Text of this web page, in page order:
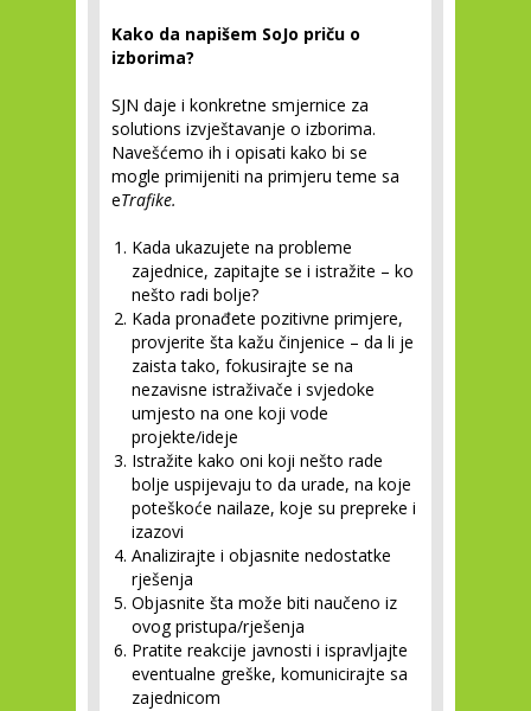
Kako da napišem SoJo priču o
izborima?
SJN daje i konkretne smjernice za
solutions izvještavanje o izborima.
Navešćemo ih i opisati kako bi se
mogle primijeniti na primjeru teme sa
eTrafike.
Kada ukazujete na probleme
zajednice, zapitajte se i istražite – ko
nešto radi bolje?
Kada pronađete pozitivne primjere,
provjerite šta kažu činjenice – da li je
zaista tako, fokusirajte se na
nezavisne istraživače i svjedoke
umjesto na one koji vode
projekte/ideje
Istražite kako oni koji nešto rade
bolje uspijevaju to da urade, na koje
poteškoće nailaze, koje su prepreke i
izazovi
Analizirajte i objasnite nedostatke
rješenja
Objasnite šta može biti naučeno iz
ovog pristupa/rješenja
Pratite reakcije javnosti i ispravljajte
eventualne greške, komunicirajte sa
zajednicom